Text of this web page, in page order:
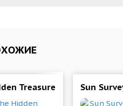
Treasures 1.28.2500
Sun